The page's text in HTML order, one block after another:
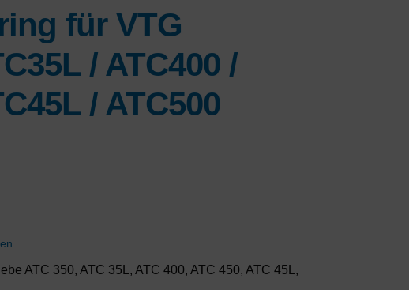
für VTG
/ ATC400 /
/ ATC500
ATC 350, ATC 35L, ATC 400, ATC 450, ATC 45L,